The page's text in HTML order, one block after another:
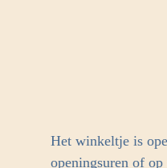
Het winkeltje is
openingsuren of op